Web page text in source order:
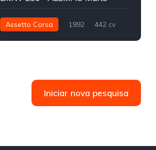
Assetto Corsa 1992
442 cv
Iniciar nova pesquisa